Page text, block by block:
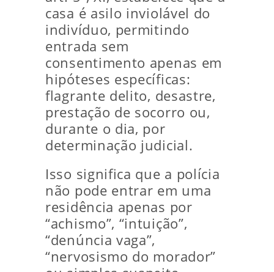
casa é asilo inviolável do
indivíduo, permitindo
entrada sem
consentimento apenas em
hipóteses específicas:
flagrante delito, desastre,
prestação de socorro ou,
durante o dia, por
determinação judicial.
Isso significa que a polícia
não pode entrar em uma
residência apenas por
“achismo”, “intuição”,
“denúncia vaga”,
“nervosismo do morador”